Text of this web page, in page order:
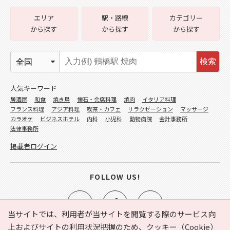
当サイトでは、利用者が当サイトを閲覧する際のサービス向
上およびサイトの利用状況把握のため、クッキー（Cookie）
エリア
から探す
駅・路線
から探す
カテゴリー
から探す
検索
人気キーワード
居酒屋 和食 焼き鳥 懐石・会席料理 焼肉
イタリア料理
フランス料理
アジア料理 喫茶・カフェ リラクゼーション
マッサージ
カラオケ
ビジネスホテル 内科 小児科 動物病院
会計事務所
法律事務所
掲載者ログイン
FOLLOW US!